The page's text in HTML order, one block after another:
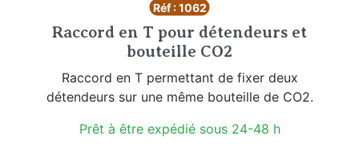
Réf : 1062
Raccord en T pour détendeurs et
bouteille CO2
Raccord en T permettant de fixer deux
détendeurs sur une même bouteille de CO2.
Prêt à être expédié sous 24-48 h